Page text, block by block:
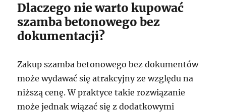
Dlaczego nie warto kupować
szamba betonowego bez
dokumentacji?
Zakup szamba betonowego bez dokumentów
może wydawać się atrakcyjny ze względu na
niższą cenę. W praktyce takie rozwiązanie
może jednak wiązać się z dodatkowymi